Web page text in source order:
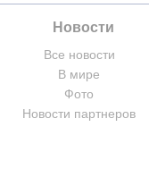
Новости
Все новости
В мире
Фото
Новости партнеров